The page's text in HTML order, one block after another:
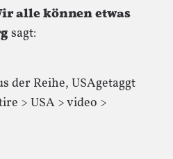
alle können etwas
sagt:
der Reihe, USAgetaggt
> USA > video >